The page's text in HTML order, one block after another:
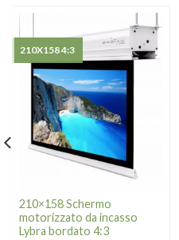
210×158 Schermo
motorizzato da incasso
Lybra bordato 4:3
210X158 4:3